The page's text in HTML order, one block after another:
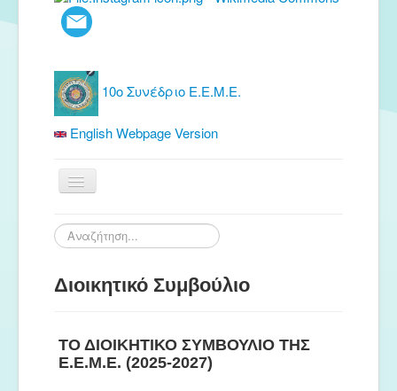
10ο Συνέδριο Ε.Ε.Μ.Ε.
English Webpage Version
Αρχική
Δωρεάν Υλικό
Ενημέρωση
Συνέδρια
Αναζήτηση...
Διοικητικό Συμβούλιο
ΤΟ ΔΙΟΙΚΗΤΙΚΟ ΣΥΜΒΟΥΛΙΟ ΤΗΣ
E.E.Μ.E. (2025-2027)